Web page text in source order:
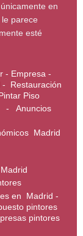
en
parece
esté
- Empresa -
- Restauración
Piso
- Anuncios
Madrid
en Madrid -
pintores
pintores